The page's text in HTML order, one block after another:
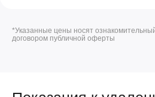
*Указанные цены носят
договором публичной оферты